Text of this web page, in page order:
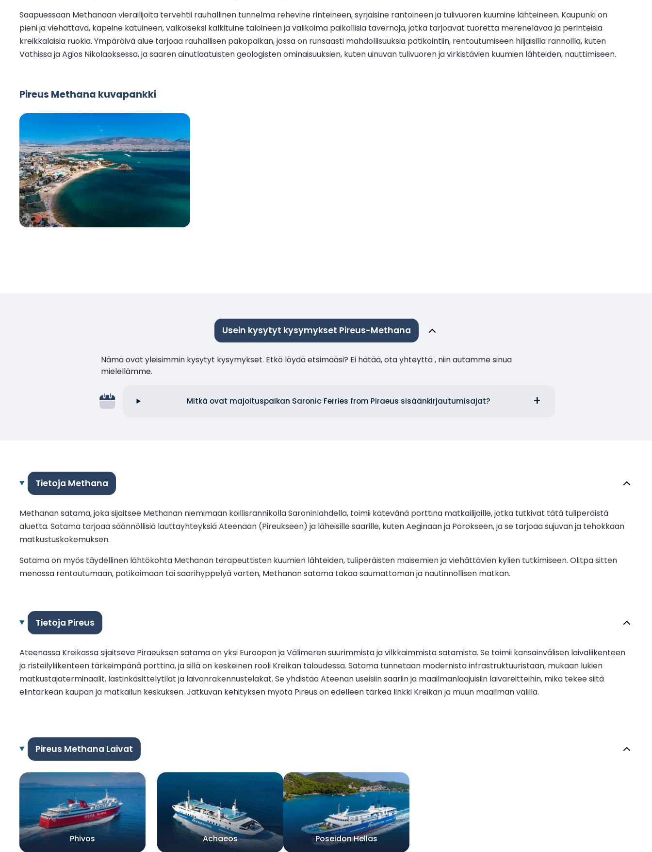
Saapuessaan Methanaan vierailijoita tervehtii rauhallinen tunnelma rehevine rinteineen, syrjäisine rantoineen ja tulivuoren kuumine lähteineen. Kaupunki on
pieni ja viehättävä, kapeine katuineen, valkoiseksi kalkituine taloineen ja valikoima paikallisia tavernoja, jotka tarjoavat tuoretta merenelävää ja perinteisiä
kreikkalaisia ruokia. Ympäröivä alue tarjoaa rauhallisen pakopaikan, jossa on runsaasti mahdollisuuksia patikointiin, rentoutumiseen hiljaisilla rannoilla, kuten
Vathissa ja Agios Nikolaoksessa, ja saaren ainutlaatuisten geologisten ominaisuuksien, kuten uinuvan tulivuoren ja virkistävien kuumien lähteiden, nauttimiseen.
Pireus Methana kuvapankki
Usein kysytyt kysymykset Pireus-Methana
Nämä ovat yleisimmin kysytyt kysymykset. Etkö löydä etsimääsi? Ei hätää, ota yhteyttä , niin autamme sinua
mielellämme.
Mitkä ovat majoituspaikan Saronic Ferries from Piraeus sisäänkirjautumisajat?
Tietoja Methana
Methanan satama, joka sijaitsee Methanan niemimaan koillisrannikolla Saroninlahdella, toimii kätevänä porttina matkailijoille, jotka tutkivat tätä tuliperäistä
aluetta. Satama tarjoaa säännöllisiä lauttayhteyksiä Ateenaan (Pireukseen) ja läheisille saarille, kuten Aeginaan ja Porokseen, ja se tarjoaa sujuvan ja tehokkaan
matkustuskokemuksen.
Satama on myös täydellinen lähtökohta Methanan terapeuttisten kuumien lähteiden, tuliperäisten maisemien ja viehättävien kylien tutkimiseen. Olitpa sitten
menossa rentoutumaan, patikoimaan tai saarihyppelyä varten, Methanan satama takaa saumattoman ja nautinnollisen matkan.
Tietoja Pireus
Ateenassa Kreikassa sijaitseva Piraeuksen satama on yksi Euroopan ja Välimeren suurimmista ja vilkkaimmista satamista. Se toimii kansainvälisen laivaliikenteen
ja risteilyliikenteen tärkeimpänä porttina, ja sillä on keskeinen rooli Kreikan taloudessa. Satama tunnetaan modernista infrastruktuuristaan, mukaan lukien
matkustajaterminaalit, lastinkäsittelytilat ja laivanrakennustelakat. Se yhdistää Ateenan useisiin saariin ja maailmanlaajuisiin laivareitteihin, mikä tekee siitä
elintärkeän kaupan ja matkailun keskuksen. Jatkuvan kehityksen myötä Pireus on edelleen tärkeä linkki Kreikan ja muun maailman välillä.
Pireus Methana Laivat
Phivos Achaeos Poseidon Hellas